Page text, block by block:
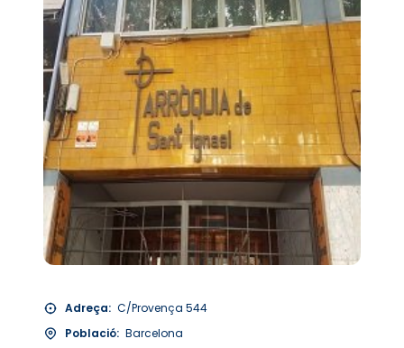
Adreça: C/Provença 544
Població: Barcelona